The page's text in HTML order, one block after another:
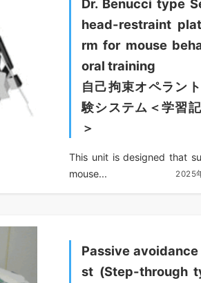
Dr. Benucci type
head-restraint
rm for mouse
oral training
自己拘束オペラン
験システム＜学習
＞
This unit is designed that
mouse...
2025
Passive
st (Step-through